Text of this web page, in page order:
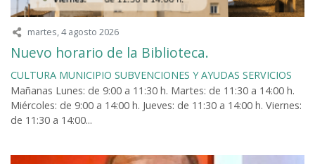
martes, 4 agosto 2026
Nuevo horario de la Biblioteca.
CULTURA MUNICIPIO SUBVENCIONES Y AYUDAS SERVICIOS
Mañanas Lunes: de 9:00 a 11:30 h. Martes: de 11:30 a 14:00 h.
Miércoles: de 9:00 a 14:00 h. Jueves: de 11:30 a 14:00 h. Viernes:
de 11:30 a 14:00...